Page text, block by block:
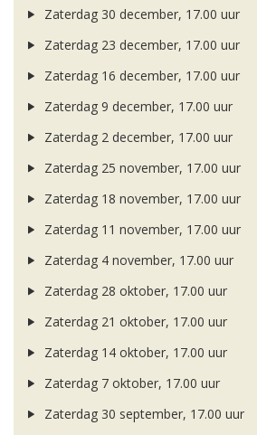
Zaterdag 30 december, 17.00 uur
Zaterdag 23 december, 17.00 uur
Zaterdag 16 december, 17.00 uur
Zaterdag 9 december, 17.00 uur
Zaterdag 2 december, 17.00 uur
Zaterdag 25 november, 17.00 uur
Zaterdag 18 november, 17.00 uur
Zaterdag 11 november, 17.00 uur
Zaterdag 4 november, 17.00 uur
Zaterdag 28 oktober, 17.00 uur
Zaterdag 21 oktober, 17.00 uur
Zaterdag 14 oktober, 17.00 uur
Zaterdag 7 oktober, 17.00 uur
Zaterdag 30 september, 17.00 uur